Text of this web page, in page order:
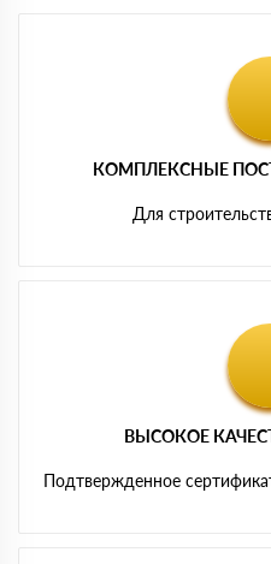
КОМПЛЕКСНЫЕ
Для
ВЫСОКОЕ
Подтвержденное